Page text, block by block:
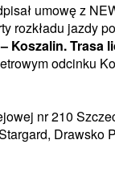
umowę z
rozkładu jazdy
Koszalin. Trasa
odcinku
nr 210
Drawsko